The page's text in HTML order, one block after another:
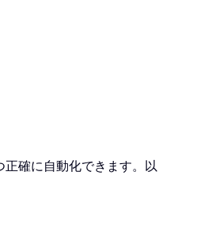
確に自動化できます。以